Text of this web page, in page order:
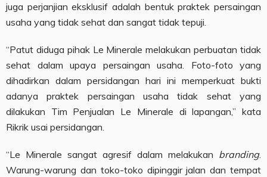
juga perjanjian eksklusif adalah bentuk praktek persaingan
usaha yang tidak sehat dan sangat tidak tepuji.
“Patut diduga pihak Le Minerale melakukan perbuatan tidak
sehat dalam upaya persaingan usaha. Foto-foto yang
dihadirkan dalam persidangan hari ini memperkuat bukti
adanya praktek persaingan usaha tidak sehat yang
dilakukan Tim Penjualan Le Minerale di lapangan,” kata
Rikrik usai persidangan.
“Le Minerale sangat agresif dalam melakukan branding.
Warung-warung dan toko-toko dipinggir jalan dan tempat